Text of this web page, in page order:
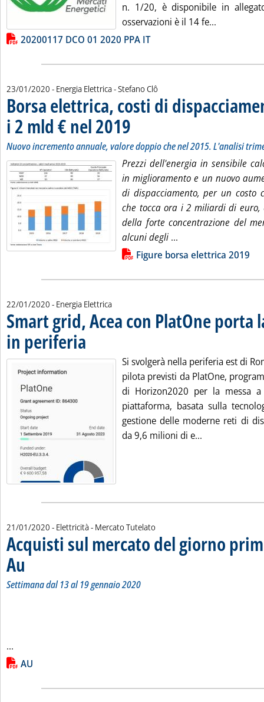
n. 1/20, è disponibile in
osservazioni è il 14 fe...
Lista allegati PDF alla notizia
20200117 DCO 01 2020 PPA IT
23/01/2020 - Energia Elettrica -di:
Stefano Clô
Borsa elettrica, costi di
i 2 mld € nel 2019 . Sottotitolo: Nuovo incremento annuale,
. Pubblicata giovedì 23 gennaio 2020 alle
Nuovo incremento annuale, valore doppio che nel 2015. L'analisi
Prezzi dell'energia in sensibile
in miglioramento e un nuovo
di dispacciamento, per un costo
che tocca ora i 2 miliardi di euro,
della forte concentrazione del
alcuni degli ...
Lista allegati PDF alla notiziaFigure borsa elettrica 2019
22/01/2020 - Energia Elettrica
Smart grid, Acea con PlatOne porta
in periferia . Pubblicata mercoledì 22 gennaio 2020 alle 14.44.
Si svolgerà nella periferia est di
pilota previsti da PlatOne,
di Horizon2020 per la messa
piattaforma, basata sulla
gestione delle moderne reti di
da 9,6 milioni di e...
21/01/2020 - Elettricità - Mercato Tutelato
Acquisti sul mercato del giorno
Au . Sottotitolo: Settimana dal 13 al 19 gennaio 2020
. Pubblicata martedì 21 gennaio 2020 alle 9.3.
Settimana dal 13 al 19 gennaio 2020
...
Lista allegati PDF alla notizia
AU